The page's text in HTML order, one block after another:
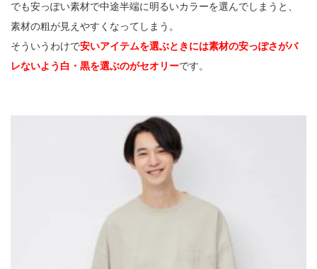
でも安っぽい素材で中途半端に明るいカラーを選んでしまうと、
素材の粗が見えやすくなってしまう。
そういうわけで安いアイテムを選ぶときには素材の安っぽさがバ
レないよう白・黒を選ぶのがセオリーです。